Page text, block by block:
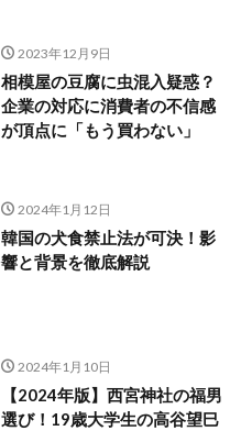
2023年12月9日
相模屋の豆腐に虫混入疑惑？
企業の対応に消費者の不信感
が頂点に「もう買わない」
2024年1月12日
韓国の犬食禁止法が可決！影
響と背景を徹底解説
2024年1月10日
【2024年版】西宮神社の福男
選び！19歳大学生の高谷望巳